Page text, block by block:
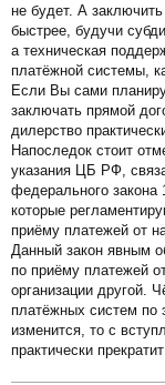
не будет. А
быстрее, будучи
а техническая
платёжной системы,
Если Вы сами
заключать прямой
дилерство
Напоследок стоит
указания ЦБ РФ,
федерального закона
которые
приёму платежей от
Данный закон явным
по приёму платежей
организации другой.
платёжных систем по
изменится, то с
практически